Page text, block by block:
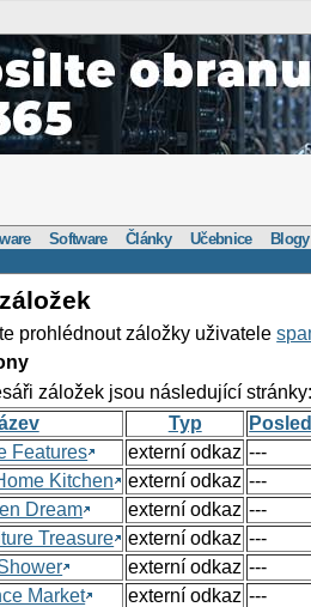
Software Články Učebnice Blogy
prohlédnout záložky uživatele
záložek jsou následující stránky:
Typ
Features
externí odkaz ---
Kitchen
externí odkaz ---
Dream
externí odkaz ---
Treasure
externí odkaz ---
externí odkaz ---
Market
externí odkaz ---